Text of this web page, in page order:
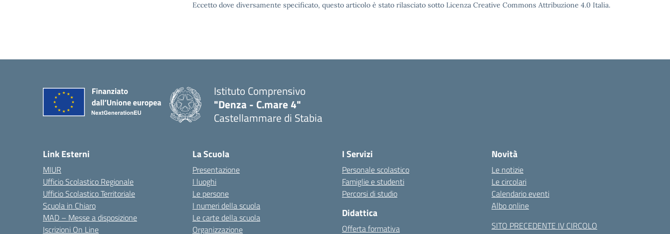
Eccetto dove diversamente specificato, questo articolo è stato rilasciato sotto Licenza Creative Commons Attribuzione 4.0 Italia.
Istituto Comprensivo
"Denza - C.mare 4"
Castellammare di Stabia
Link Esterni
MIUR
Ufficio Scolastico Regionale
Ufficio Scolastico Territoriale
Scuola in Chiaro
MAD – Messe a disposizione
Iscrizioni On Line
La Scuola
Presentazione
I luoghi
Le persone
I numeri della scuola
Le carte della scuola
Organizzazione
I Servizi
Personale scolastico
Famiglie e studenti
Percorsi di studio
Didattica
Offerta formativa
Novità
Le notizie
Le circolari
Calendario eventi
Albo online
SITO PRECEDENTE IV CIRCOLO